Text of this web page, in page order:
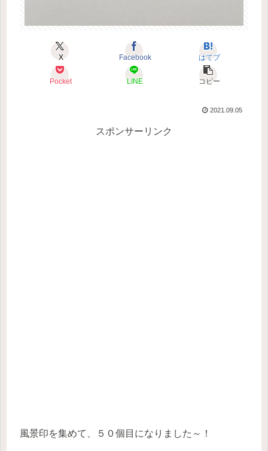
X Facebook はてブ
Pocket LINE コピー
2021.09.05
スポンサーリンク
風景印を集めて、５０個目になりました～！